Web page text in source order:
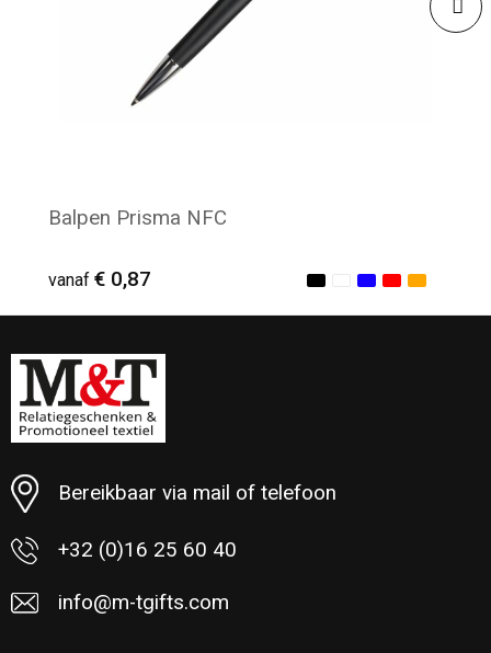
Balpen Prisma NFC
vanaf € 0,87
Minimale afname: 80
Bereikbaar via mail of telefoon
+32 (0)16 25 60 40
info@m-tgifts.com